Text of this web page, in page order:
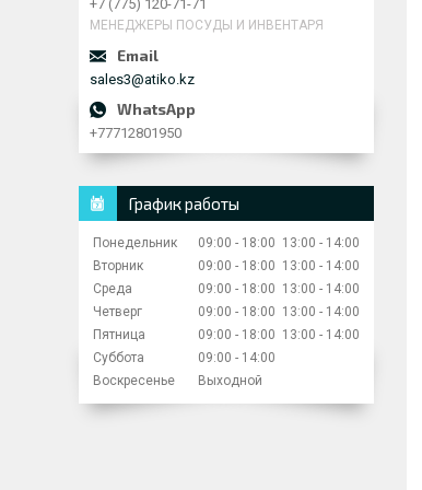
+7 (775) 120-71-71
МЕНЕДЖЕРЫ ПОСУДЫ И ИНВЕНТАРЯ
sales3@atiko.kz
+77712801950
График работы
Понедельник 09:00 18:00 13:00
14:00
Вторник
09:00 18:00 13:00
14:00
Среда
09:00 18:00 13:00
14:00
Четверг
09:00 18:00 13:00
14:00
Пятница
09:00 18:00 13:00
14:00
Суббота
09:00
14:00
Воскресенье
Выходной